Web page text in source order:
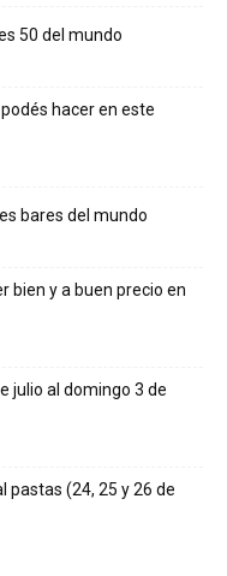
50 del mundo
hacer en este
bares del mundo
bien y a buen precio en
julio al domingo 3 de
pastas (24, 25 y 26 de